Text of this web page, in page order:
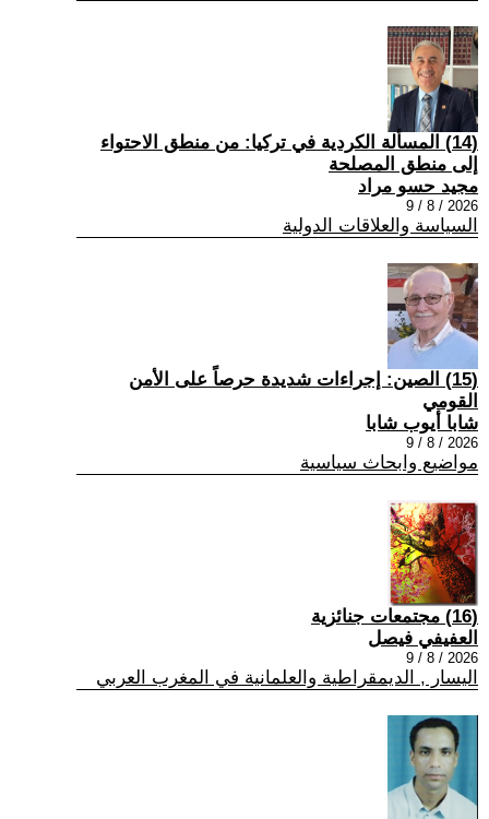
(14) المسألة الكردية في تركيا: من منطق الاحتواء
إلى منطق المصلحة
مجيد حسو مراد
2026 / 8 / 9
السياسة والعلاقات الدولية
(15) الصين: إجراءات شديدة حرصاً على الأمن
القومي
شابا أيوب شابا
2026 / 8 / 9
مواضيع وابحاث سياسية
(16) مجتمعات جنائزية
العفيفي فيصل
2026 / 8 / 9
اليسار , الديمقراطية والعلمانية في المغرب العربي